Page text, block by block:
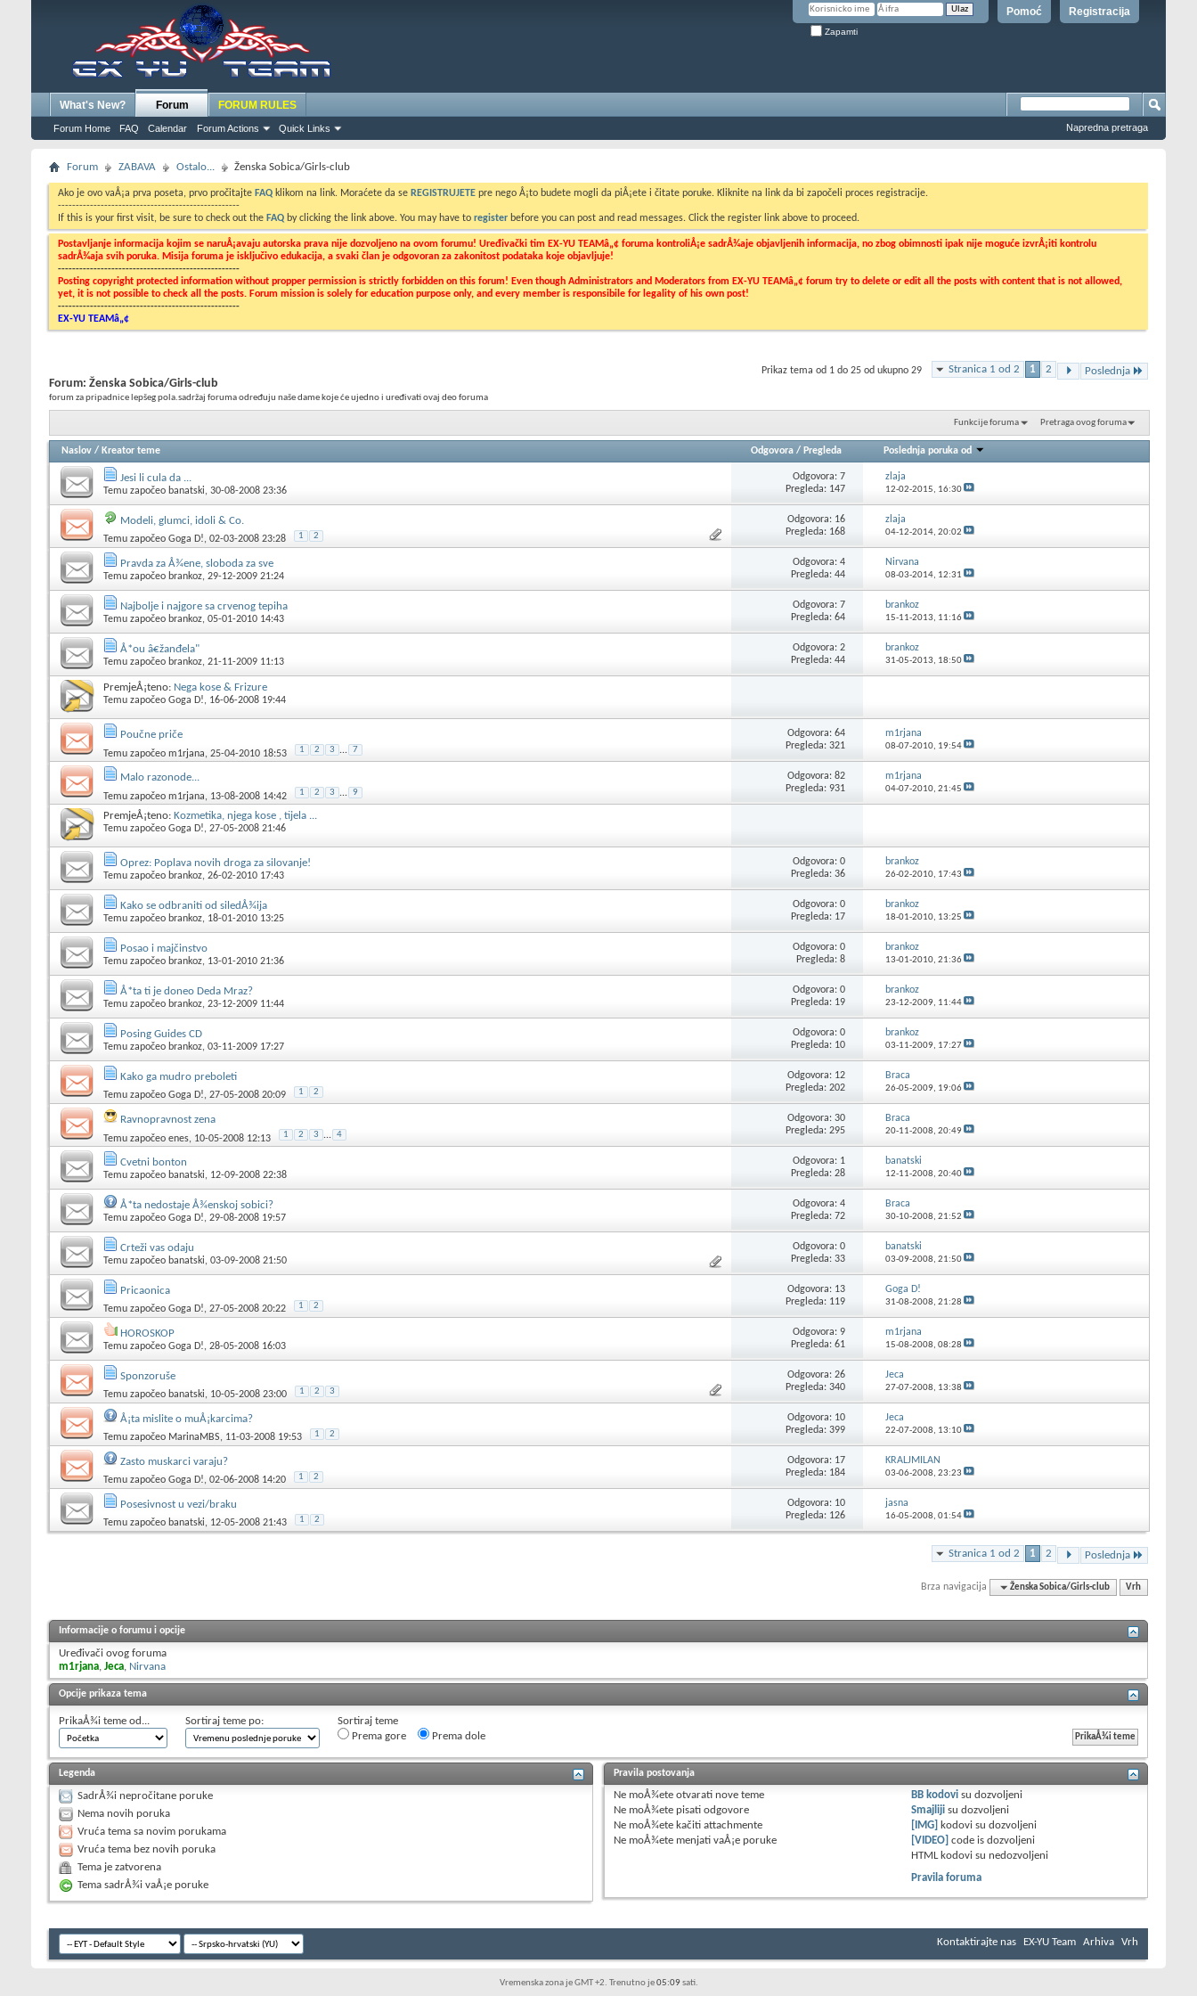
Registracija
Pomoć
Zapamti
What's New? Forum
Forum Home FAQ Calendar Forum Actions Quick Links
FORUM RULES
Napredna pretraga
Forum ZABAVA Ostalo... Ženska Sobica/Girls-club
Ako je ovo vaÅ¡a prva poseta, prvo pročitajte FAQ klikom na link. Moraćete da se REGISTRUJETE pre nego Å¡to budete mogli da piÅ¡ete i čitate poruke. Kliknite na link da bi započeli proces registracije.
---------------------------------------------------
If this is your first visit, be sure to check out the FAQ by clicking the link above. You may have to register before you can post and read messages. Click the register link above to proceed.
Postavljanje informacija kojim se naruÅ¡avaju autorska prava nije dozvoljeno na ovom forumu! Uređivački tim EX-YU TEAMâ„¢ foruma kontroliÅ¡e sadrÅ¾aje objavljenih informacija, no zbog obimnosti ipak nije moguće izvrÅ¡iti kontrolu
sadrÅ¾aja svih poruka. Misija foruma je isključivo edukacija, a svaki član je odgovoran za zakonitost podataka koje objavljuje!
---------------------------------------------------
Posting copyright protected information without propper permission is strictly forbidden on this forum! Even though Administrators and Moderators from EX-YU TEAMâ„¢ forum try to delete or edit all the posts with content that is not allowed,
yet, it is not possible to check all the posts. Forum mission is solely for education purpose only, and every member is responsibile for legality of his own post!
---------------------------------------------------
EX-YU TEAMâ„¢
Stranica 1 od 2 1 2 Poslednja
Prikaz tema od 1 do 25 od ukupno 29
Forum: Ženska Sobica/Girls-club
forum za pripadnice lepšeg pola.sadržaj foruma određuju naše dame koje će ujedno i uređivati ovaj deo foruma
Funkcije foruma Pretraga ovog foruma
Naslov / Kreator teme Odgovora / Pregleda Poslednja poruka od
Jesi li cula da ...
Temu započeo banatski, 30-08-2008 23:36
Odgovora: 7
Pregleda: 147
zlaja
12-02-2015, 16:30
Modeli, glumci, idoli & Co.
Temu započeo Goga D!, 02-03-2008 23:28 1 2
Odgovora: 16
Pregleda: 168
zlaja
04-12-2014, 20:02
Pravda za Å¾ene, sloboda za sve
Temu započeo brankoz, 29-12-2009 21:24
Odgovora: 4
Pregleda: 44
Nirvana
08-03-2014, 12:31
Najbolje i najgore sa crvenog tepiha
Temu započeo brankoz, 05-01-2010 14:43
Odgovora: 7
Pregleda: 64
brankoz
15-11-2013, 11:16
Å*ou â€žanđela"
Temu započeo brankoz, 21-11-2009 11:13
Odgovora: 2
Pregleda: 44
brankoz
31-05-2013, 18:50
PremjeÅ¡teno: Nega kose & Frizure
Temu započeo Goga D!, 16-06-2008 19:44
Poučne priče
Temu započeo m1rjana, 25-04-2010 18:53 1 2 3 ... 7
Odgovora: 64
Pregleda: 321
m1rjana
08-07-2010, 19:54
Malo razonode...
Temu započeo m1rjana, 13-08-2008 14:42 1 2 3 ... 9
Odgovora: 82
Pregleda: 931
m1rjana
04-07-2010, 21:45
PremjeÅ¡teno: Kozmetika, njega kose , tijela ...
Temu započeo Goga D!, 27-05-2008 21:46
Oprez: Poplava novih droga za silovanje!
Temu započeo brankoz, 26-02-2010 17:43
Odgovora: 0
Pregleda: 36
brankoz
26-02-2010, 17:43
Kako se odbraniti od siledÅ¾ija
Temu započeo brankoz, 18-01-2010 13:25
Odgovora: 0
Pregleda: 17
brankoz
18-01-2010, 13:25
Posao i majčinstvo
Temu započeo brankoz, 13-01-2010 21:36
Odgovora: 0
Pregleda: 8
brankoz
13-01-2010, 21:36
Å*ta ti je doneo Deda Mraz?
Temu započeo brankoz, 23-12-2009 11:44
Odgovora: 0
Pregleda: 19
brankoz
23-12-2009, 11:44
Posing Guides CD
Temu započeo brankoz, 03-11-2009 17:27
Odgovora: 0
Pregleda: 10
brankoz
03-11-2009, 17:27
Kako ga mudro preboleti
Temu započeo Goga D!, 27-05-2008 20:09 1 2
Odgovora: 12
Pregleda: 202
Braca
26-05-2009, 19:06
Ravnopravnost zena
Temu započeo enes, 10-05-2008 12:13 1 2 3 ... 4
Odgovora: 30
Pregleda: 295
Braca
20-11-2008, 20:49
Cvetni bonton
Temu započeo banatski, 12-09-2008 22:38
Odgovora: 1
Pregleda: 28
banatski
12-11-2008, 20:40
Å*ta nedostaje Å¾enskoj sobici?
Temu započeo Goga D!, 29-08-2008 19:57
Odgovora: 4
Pregleda: 72
Braca
30-10-2008, 21:52
Crteži vas odaju
Temu započeo banatski, 03-09-2008 21:50
Odgovora: 0
Pregleda: 33
banatski
03-09-2008, 21:50
Pricaonica
Temu započeo Goga D!, 27-05-2008 20:22 1 2
Odgovora: 13
Pregleda: 119
Goga D!
31-08-2008, 21:28
HOROSKOP
Temu započeo Goga D!, 28-05-2008 16:03
Odgovora: 9
Pregleda: 61
m1rjana
15-08-2008, 08:28
Sponzoruše
Temu započeo banatski, 10-05-2008 23:00 1 2 3
Odgovora: 26
Pregleda: 340
Jeca
27-07-2008, 13:38
Å¡ta mislite o muÅ¡karcima?
Temu započeo MarinaMBS, 11-03-2008 19:53 1 2
Odgovora: 10
Pregleda: 399
Jeca
22-07-2008, 13:10
Zasto muskarci varaju?
Temu započeo Goga D!, 02-06-2008 14:20 1 2
Odgovora: 17
Pregleda: 184
KRALJMILAN
03-06-2008, 23:23
Posesivnost u vezi/braku
Temu započeo banatski, 12-05-2008 21:43 1 2
Odgovora: 10
Pregleda: 126
jasna
16-05-2008, 01:54
Stranica 1 od 2 1 2 Poslednja
Brza navigacija Ženska Sobica/Girls-club Vrh
Informacije o forumu i opcije
Uređivači ovog foruma
m1rjana, Jeca, Nirvana
Opcije prikaza tema
PrikaÅ¾i teme od... Sortiraj teme po:
Sortiraj teme
Prema gore
Prema dole
Legenda
SadrÅ¾i nepročitane poruke
Nema novih poruka
Vruća tema sa novim porukama
Vruća tema bez novih poruka
Tema je zatvorena
Tema sadrÅ¾i vaÅ¡e poruke
Pravila postovanja
Ne moÅ¾ete otvarati nove teme
Ne moÅ¾ete pisati odgovore
Ne moÅ¾ete kačiti attachmente
Ne moÅ¾ete menjati vaÅ¡e poruke
BB kodovi sudozvoljeni
Smajliji sudozvoljeni
[IMG] kodovi sudozvoljeni
[VIDEO] code isdozvoljeni
HTML kodovi su nedozvoljeni
Pravila foruma
Kontaktirajte nas EX-YU Team Arhiva Vrh
Vremenska zona je GMT +2. Trenutno je05:09sati.